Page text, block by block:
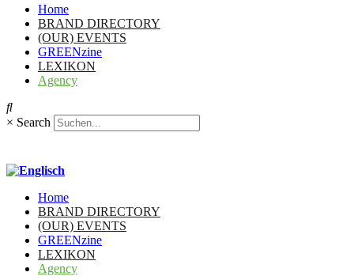
Home
BRAND DIRECTORY
(OUR) EVENTS
GREENzine
LEXIKON
Agency
× Search
Home
BRAND DIRECTORY
(OUR) EVENTS
GREENzine
LEXIKON
Agency